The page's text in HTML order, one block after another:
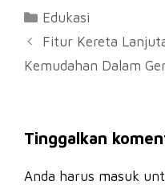
Kategori
Edukasi
Fitur Kereta
Kemudahan Dalam
Tinggalkan
Anda harus masuk